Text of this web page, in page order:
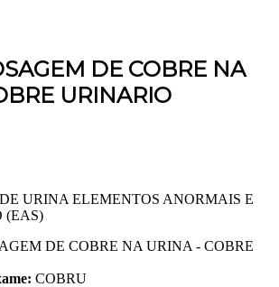
DE COBRE NA
URINARIO
URINA ELEMENTOS ANORMAIS E
(EAS)
DE COBRE NA URINA - COBRE
COBRU